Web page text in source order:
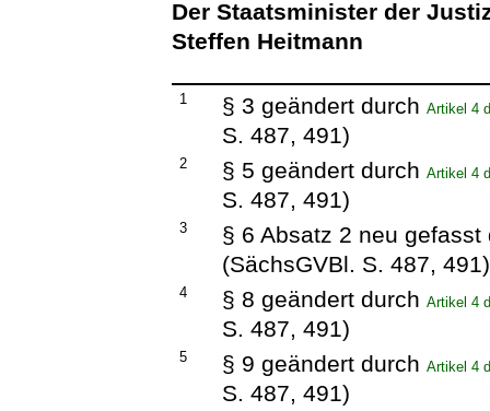
Der Staatsminister der
Steffen Heitmann
1 § 3 geändert durchArtikel 4
S. 487, 491)
2 § 5 geändert durchArtikel 4
S. 487, 491)
3
§ 6 Absatz 2 neu
(SächsGVBl. S. 487, 491)
4 § 8 geändert durchArtikel 4
S. 487, 491)
5 § 9 geändert durchArtikel 4
S. 487, 491)